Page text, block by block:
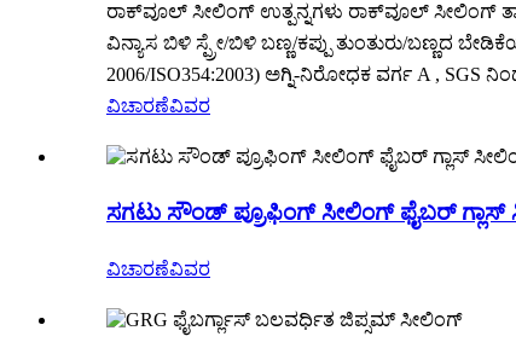
ರಾಕ್‌ವೂಲ್ ಸೀಲಿಂಗ್ ಉತ್ಪನ್ನಗಳು ರಾಕ್‌ವೂಲ್ ಸೀಲಿಂಗ್
ವಿನ್ಯಾಸ ಬಿಳಿ ಸ್ಪ್ರೇ/ಬಿಳಿ ಬಣ್ಣ/ಕಪ್ಪು ತುಂತುರು/ಬಣ್ಣದ
2006/ISO354:2003) ಅಗ್ನಿ-ನಿರೋಧಕ ವರ್ಗ A , SGS
ವಿಚಾರಣೆವಿವರ
ಸಗಟು ಸೌಂಡ್ ಪ್ರೂಫಿಂಗ್ ಸೀಲಿಂಗ್ ಫೈಬರ್ ಗ್ಲಾಸ್
ವಿಚಾರಣೆವಿವರ